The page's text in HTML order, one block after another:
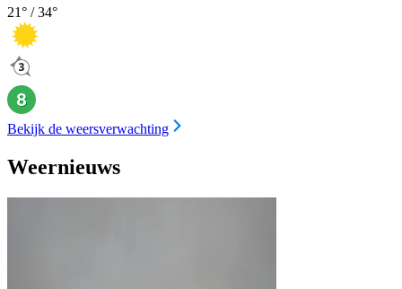
21° /34°
Bekijk de weersverwachting
Weernieuws